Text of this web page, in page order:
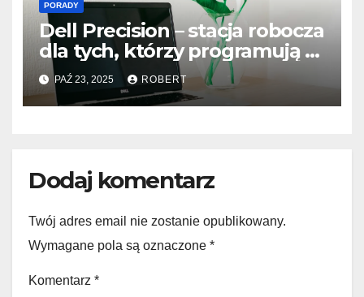
PORADY
Dell Precision – stacja robocza
dla tych, którzy programują z
pasją
PAŹ 23, 2025 ROBERT
Dodaj komentarz
Twój adres email nie zostanie opublikowany.
Wymagane pola są oznaczone *
Komentarz *